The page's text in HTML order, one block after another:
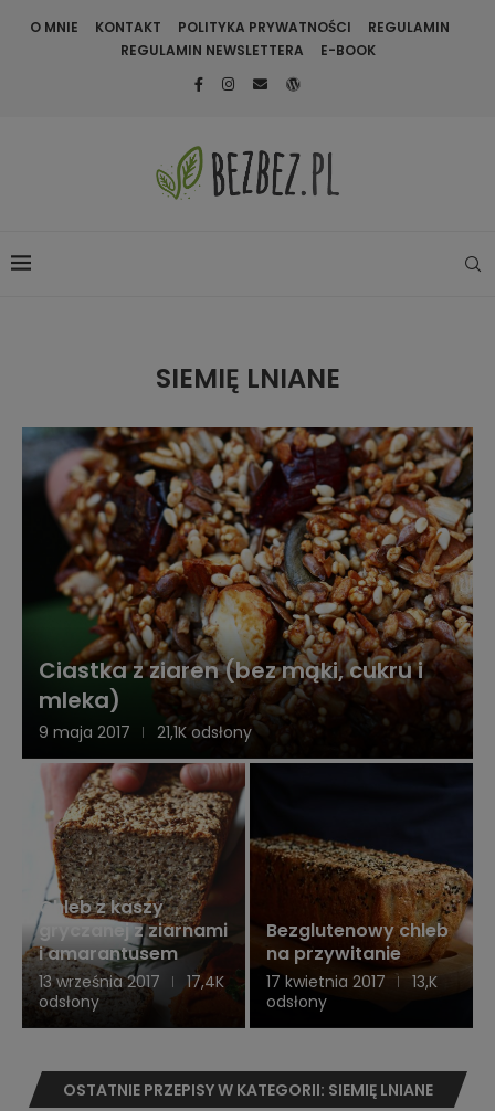
O MNIE KONTAKT POLITYKA PRYWATNOŚCI
REGULAMIN
REGULAMIN NEWSLETTERA
E-BOOK
SIEMIĘ LNIANE
Ciastka z ziaren (bez mąki, cukru i
mleka)
9 maja 2017 21,1K odsłony
Chleb z kaszy
gryczanej z ziarnami
i amarantusem
13 września 2017
17,4K
odsłony
Bezglutenowy chleb
na przywitanie
17 kwietnia 2017
13,K
odsłony
OSTATNIE PRZEPISY W KATEGORII: SIEMIĘ LNIANE